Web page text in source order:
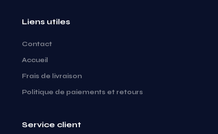
Liens utiles
Contact
Accueil
Frais de livraison
Politique de paiements et retours
Service client